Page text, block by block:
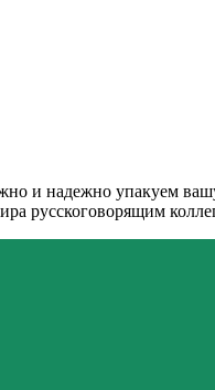
и надежно упакуем
русскоговорящим